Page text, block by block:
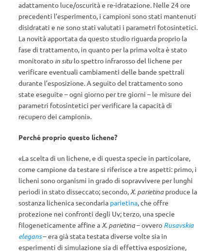
adattamento luce/oscurità e re-idratazione. Nelle 24 ore
precedenti l’esperimento, i campioni sono stati mantenuti
disidratati e ne sono stati valutati i parametri fotosintetici.
La novità apportata da questo studio riguarda proprio la
fase di trattamento, in quanto per la prima volta è stato
monitorato in situlo spettro infrarosso del lichene per
verificare eventuali cambiamenti delle bande spettrali
durante l’esposizione. A seguito del trattamento sono
state eseguite – ogni giorno per tre giorni – le misure dei
parametri fotosintetici per verificare la capacità di
recupero dei campioni».
Perché proprio questo lichene?
«La scelta di un lichene, e di questa specie in particolare,
come campione da testare si riferisce a tre aspetti: primo, i
licheni sono organismi in grado di sopravvivere per lunghi
periodi in stato disseccato; secondo,X. parietina produce la
sostanza lichenica secondaria parietina, che offre
protezione nei confronti degli Uv; terzo, una specie
filogeneticamente affine aX. parietina– ovvero Rusavskia
elegans– era già stata testata diverse volte sia in
esperimenti di simulazione sia di effettiva esposizione,